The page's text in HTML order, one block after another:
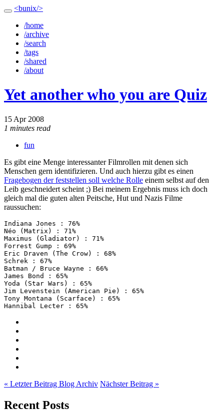
<bunix/>
/home
/archive
/search
/tags
/shared
/about
Yet another who you are Quiz
15 Apr 2008
1 minutes read
fun
Es gibt eine Menge interessanter Filmrollen mit denen sich
Menschen gern identifizieren. Und auch hierzu gibt es einen
Fragebogen der feststellen soll welche Rolle einem selbst auf den
Leib geschneidert scheint ;) Bei meinem Ergebnis muss ich doch
gleich mal die guten alten Peitsche, Hut und Nazis Filme
raussuchen:
Indiana Jones : 76%
Néo (Matrix) : 71%
Maximus (Gladiator) : 71%
Forrest Gump : 69%
Eric Draven (The Crow) : 68%
Schrek : 67%
Batman / Bruce Wayne : 66%
James Bond : 65%
Yoda (Star Wars) : 65%
Jim Levenstein (American Pie) : 65%
Tony Montana (Scarface) : 65%
« Letzter Beitrag Blog Archiv Nächster Beitrag »
Recent Posts